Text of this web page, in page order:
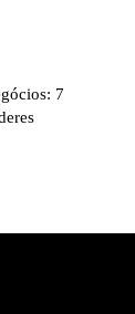
7